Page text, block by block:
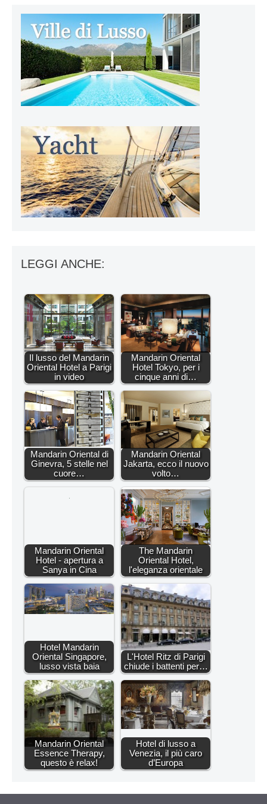
LEGGI ANCHE:
Il lusso del Mandarin
Oriental Hotel a Parigi
in video
Mandarin Oriental
Hotel Tokyo, per i
cinque anni di…
Mandarin Oriental di
Ginevra, 5 stelle nel
cuore…
Mandarin Oriental
Jakarta, ecco il nuovo
volto…
Mandarin Oriental
Hotel - apertura a
Sanya in Cina
The Mandarin
Oriental Hotel,
l'eleganza orientale
Hotel Mandarin
Oriental Singapore,
lusso vista baia
L'Hotel Ritz di Parigi
chiude i battenti per…
Mandarin Oriental
Essence Therapy,
questo è relax!
Hotel di lusso a
Venezia, il più caro
d’Europa